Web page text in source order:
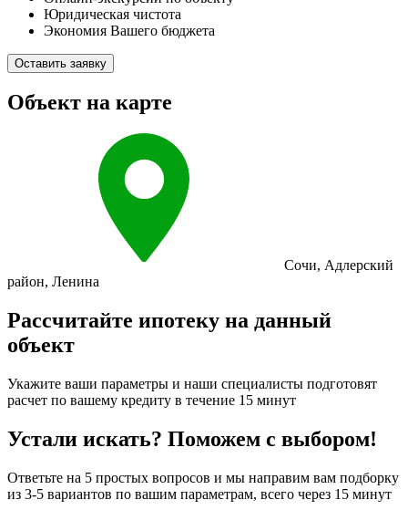
Юридическая чистота
Экономия Вашего бюджета
Оставить заявку
Объект на карте
Сочи, Адлерский
район, Ленина
Рассчитайте ипотеку на данный
объект
Укажите ваши параметры и наши специалисты подготовят
расчет по вашему кредиту в течение 15 минут
Устали искать? Поможем с выбором!
Ответьте на 5 простых вопросов и мы направим вам подборку
из 3-5 вариантов по вашим параметрам, всего через 15 минут